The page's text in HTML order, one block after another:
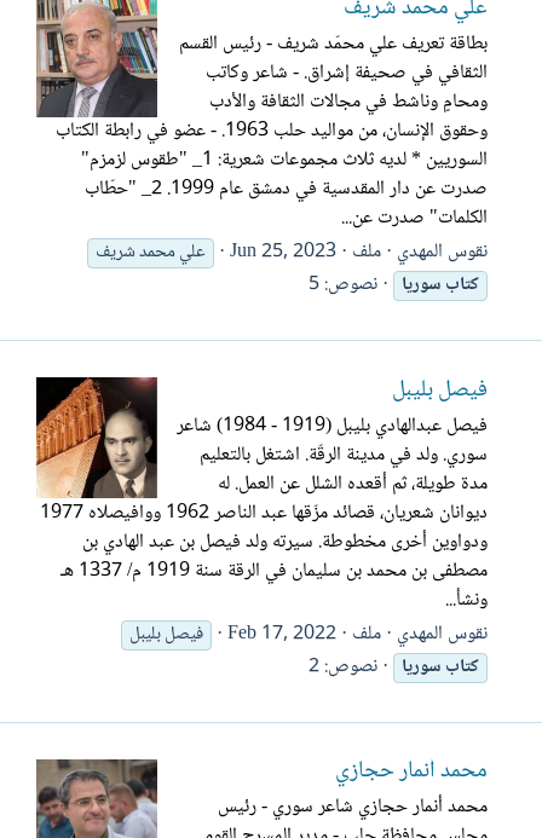
علي محمد شريف
بطاقة تعريف علي محمّد شريف - رئيس القسم
الثقافي في صحيفة إشراق. - شاعر وكاتب
ومحامٍ وناشط في مجالات الثقافة والأدب
وحقوق الإنسان، من مواليد حلب 1963. - عضو في رابطة الكتاب
السوريين * لديه ثلاث مجموعات شعرية: 1_ "طقوس لزمزم"
صدرت عن دار المقدسية في دمشق عام 1999. 2_ "حطّاب
الكلمات" صدرت عن...
نقوس المهدي ملف Jun 25, 2023
علي محمد شريف
كتابسوريا نصوص: 5
فيصل بليبل
فيصل عبدالهادي بليبل (1919 - 1984) شاعر
سوري. ولد في مدينة الرقّة. اشتغل بالتعليم
مدة طويلة، ثم أقعده الشلل عن العمل. له
ديوانان شعريان، قصائد مزّقها عبد الناصر 1962 ووافيصلاه 1977
ودواوين أخرى مخطوطة. سيرته ولد فيصل بن عبد الهادي بن
مصطفى بن محمد بن سليمان في الرقة سنة 1919 م/ 1337 هـ
ونشأ...
نقوس المهدي ملف Feb 17, 2022
فيصل بليبل
كتابسوريا نصوص: 2
محمد أنمار حجازي
محمد أنمار حجازي شاعر سوري - رئيس